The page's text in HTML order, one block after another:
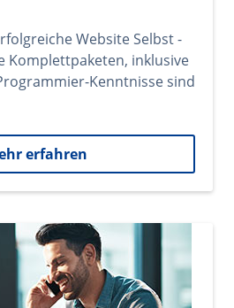
Website Selbst -
Komplettpaketen, inklusive
Kenntnisse sind
erfahren